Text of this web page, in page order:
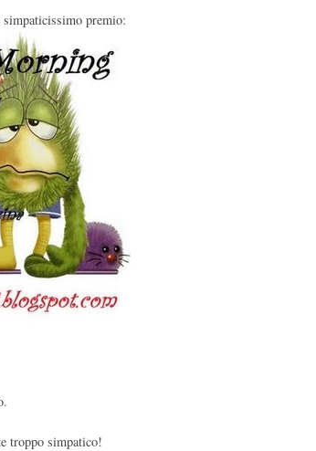
simpaticissimo premio:
troppo simpatico!